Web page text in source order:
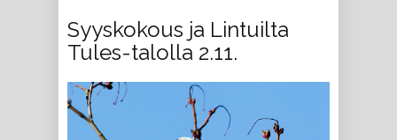
Syyskokous ja Lintuilta
Tules-talolla 2.11.